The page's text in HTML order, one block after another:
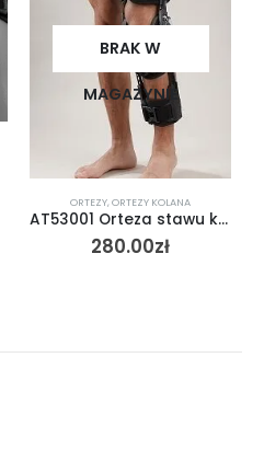
BRAK W
MAGAZYNIE
ORTEZY,ORTEZY KOLANA
AT53001 Orteza stawu kolanowego z regulacją ruchomości JABa
280.00zł